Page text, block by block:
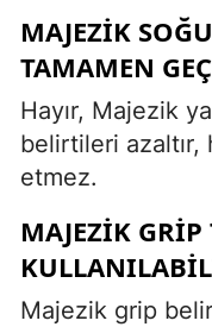
MAJEZIK
TAMAMEN
Hayır, Majezik
belirtileri azaltır,
etmez.
MAJEZIK
Majezik grip